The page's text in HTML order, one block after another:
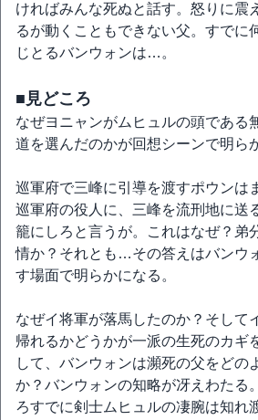
ければみんな死ぬと話す。怒りに震
るが動くこともできない父。すでに
じとるバンウォンは…。
■見どころ
なぜヨニャンがムヒュルの頭である
道を選んだのかが回想シーンで明ら
巡軍府で三峰に引導を渡すポウンは
巡軍府の役人に、三峰を流刑地に送
籠にしろと言うが。これはなぜ？弟
情か？それとも…その答えはバンウ
す場面で明らかになる。
なぜイ将軍が落馬したのか？そして
帰れるかどうかが一派の生死のカギ
して、バンウォンは瀕死の父をどの
か？バンウォンの知略が冴えわたる
ろすでに剣士ムヒュルの凄腕は知れ